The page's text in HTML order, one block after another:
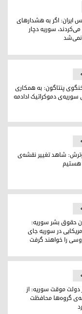
اسلامی ایران
ایران: اگر به هشدارهای
می‌کردند، سوریه دچار
پنتاگون: به همکاری
سوریه‌ی دموکراتیک ادادمه‌
شاهد تغییر نقشه‌ی
هستیم
سوریه
حقوق بشر سوریە:
در سوریە جای
را خواهند گرفت
دولت موقت سوریه: از
گروه‌ها محافظت